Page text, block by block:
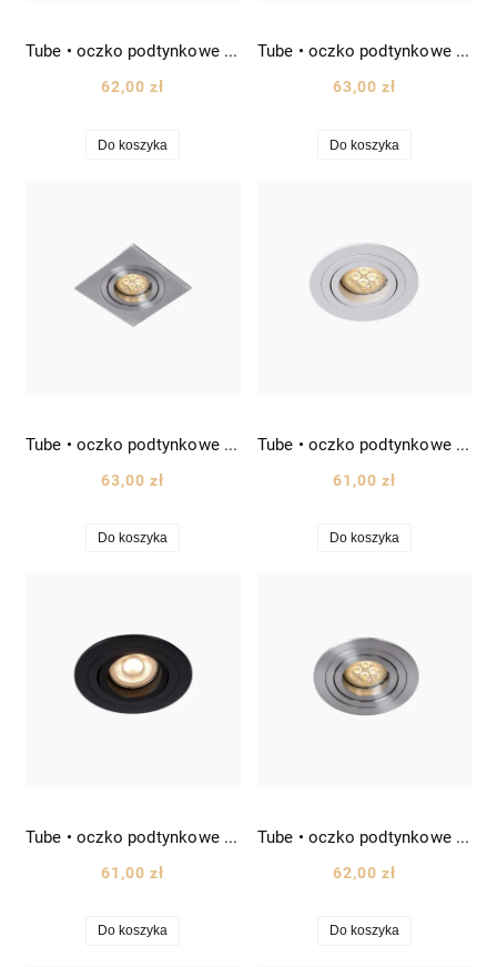
Tube • oczko podtynkowe kwadratowe punktowe halogenek szer. 9cm biały
62,00 zł
Do koszyka
Tube • oczko podtynkowe kwadratowe punktowe halogenek szer. 9cm czarny
63,00 zł
Do koszyka
Tube • oczko podtynkowe kwadratowe punktowe halogenek szer. 9cm srebrny
63,00 zł
Do koszyka
Tube • oczko podtynkowe okrągłe punktowe halogenek Ø9 biały
61,00 zł
Do koszyka
Tube • oczko podtynkowe okrągłe punktowe halogenek Ø9 czarny
61,00 zł
Do koszyka
Tube • oczko podtynkowe okrągłe punktowe halogenek Ø9 srebrny
62,00 zł
Do koszyka